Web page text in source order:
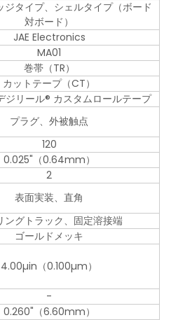
ジタイプ、シェルタイプ（ボード
対ボード）
JAE Electronics
MA01
巻帯（TR）
カットテープ（CT）
ジリール® カスタムロールテープ
プラグ、外被触点
120
0.025"（0.64mm）
2
表面実装、直角
ングトラック、固定溶接端
ゴールドメッキ
4.00µin（0.100µm）
-
0.260"（6.60mm）